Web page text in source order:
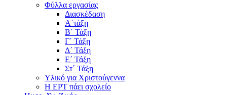
Φύλλα εργασίας
Διασκέδαση
Α΄τάξη
Β΄ Τάξη
Γ΄ Τάξη
Δ΄ Τάξη
Ε΄ Τάξη
Στ΄ Τάξη
Υλικό για Χριστούγεννα
Η ΕΡΤ πάει σχολείο